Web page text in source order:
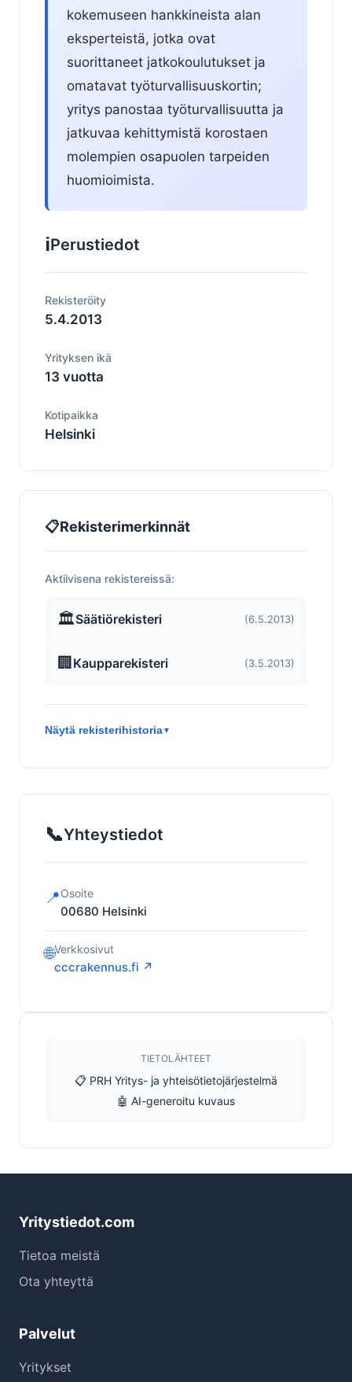
kokemuseen hankkineista alan
eksperteistä, jotka ovat
suorittaneet jatko­koulu­tukset ja
omatavat työ­turvallisuus­kortin;
yritys panostaa työturvallisuutta ja
jatkuvaa kehi­ttymistä korostaen
molempien osapuolen tarpeiden
huomioimista.
ℹ️Perustiedot
Rekisteröity
5.4.2013
Yrityksen ikä
13 vuotta
Kotipaikka
Helsinki
📋Rekisterimerkinnät
Aktiivisena rekistereissä:
🏛️Säätiörekisteri (6.5.2013)
🏢 Kaupparekisteri (3.5.2013)
Näytä rekisterihistoria▼
📞Yhteystiedot
📍Osoite
00680 Helsinki
🌐Verkkosivut
cccrakennus.fi ↗
TIETOLÄHTEET
📋 PRH Yritys- ja yhteisötietojärjestelmä
🤖 AI-generoitu kuvaus
Yritystiedot.com
Tietoa meistä
Ota yhteyttä
Palvelut
Yritykset